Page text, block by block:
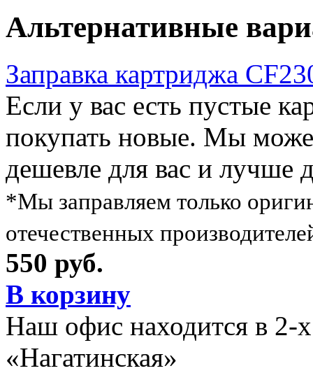
Альтернативные
Заправка картриджа
Если у вас есть пустые
покупать новые. Мы
дешевле для вас и лучше
*Мы заправляем только
отечественных
550 руб.
В корзину
Наш офис находится в 2-
«Нагатинская»